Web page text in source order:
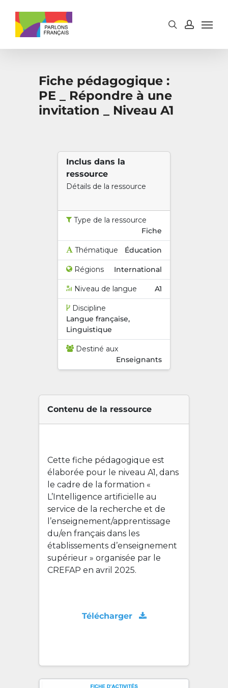
Fiche pédagogique :
PE _ Répondre à une
invitation _ Niveau A1
Inclus dans la
ressource
Détails de la ressource
Type de la ressource
Fiche
Thématique Éducation
Régions International
Niveau de langue A1
Discipline
Langue française,
Linguistique
Destiné aux
Enseignants
Contenu de la ressource
Cette fiche pédagogique est
élaborée pour le niveau A1, dans
le cadre de la formation «
L’Intelligence artificielle au
service de la recherche et de
l’enseignement/apprentissage
du/en français dans les
établissements d’enseignement
supérieur » organisée par le
CREFAP en avril 2025.
Télécharger